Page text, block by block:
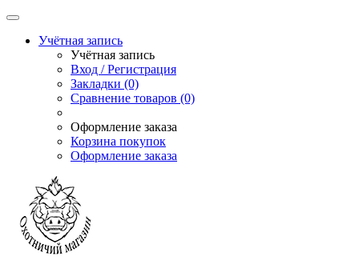
Учётная запись
Учётная запись
Вход / Регистрация
Закладки (0)
Сравнение товаров (0)
Оформление заказа
Корзина покупок
Оформление заказа